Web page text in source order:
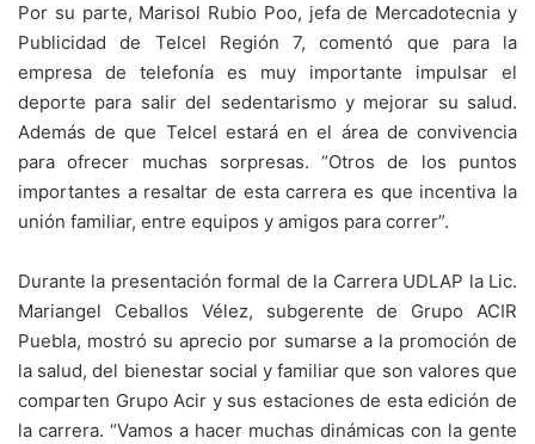
Por su parte, Marisol Rubio Poo, jefa de Mercadotecnia y
Publicidad de Telcel Región 7, comentó que para la
empresa de telefonía es muy importante impulsar el
deporte para salir del sedentarismo y mejorar su salud.
Además de que Telcel estará en el área de convivencia
para ofrecer muchas sorpresas. “Otros de los puntos
importantes a resaltar de esta carrera es que incentiva la
unión familiar, entre equipos y amigos para correr”.
Durante la presentación formal de la Carrera UDLAP la Lic.
Mariangel Ceballos Vélez, subgerente de Grupo ACIR
Puebla, mostró su aprecio por sumarse a la promoción de
la salud, del bienestar social y familiar que son valores que
comparten Grupo Acir y sus estaciones de esta edición de
la carrera. “Vamos a hacer muchas dinámicas con la gente